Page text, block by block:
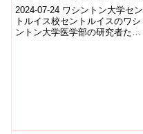
how brain cancer
evolves in response to
treatment)
2024-07-24 ワシントン大学セン
トルイス校セントルイスのワシ
ントン大学医学部の研究者たち